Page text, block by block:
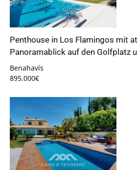
Penthouse in Los Flamingos mit
Panoramablick auf den Golfplatz
Benahavís
895.000€